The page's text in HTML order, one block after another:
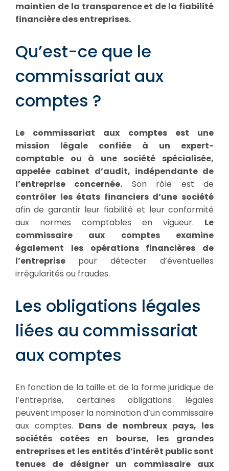
maintien de la transparence et de la fiabilité
financière des entreprises.
Qu’est-ce que le
commissariat aux
comptes ?
Le commissariat aux comptes est une
mission légale confiée à un expert-
comptable ou à une société spécialisée,
appelée cabinet d’audit, indépendante de
l’entreprise concernée. Son rôle est de
contrôler les états financiers d’une société
afin de garantir leur fiabilité et leur conformité
aux normes comptables en vigueur. Le
commissaire aux comptes examine
également les opérations financières de
l’entreprise pour détecter d’éventuelles
irrégularités ou fraudes.
Les obligations légales
liées au commissariat
aux comptes
En fonction de la taille et de la forme juridique de
l’entreprise, certaines obligations légales
peuvent imposer la nomination d’un commissaire
aux comptes. Dans de nombreux pays, les
sociétés cotées en bourse, les grandes
entreprises et les entités d’intérêt public sont
tenues de désigner un commissaire aux